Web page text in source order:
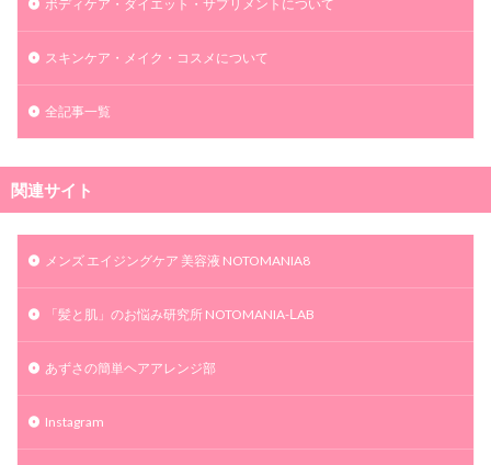
ボディケア・ダイエット・サプリメントについて
スキンケア・メイク・コスメについて
全記事一覧
関連サイト
メンズ エイジングケア 美容液 NOTOMANIA8
「髪と肌」のお悩み研究所 NOTOMANIA-ⅬAB
あずさの簡単ヘアアレンジ部
Instagram